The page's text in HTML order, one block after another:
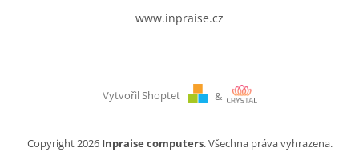
www.inpraise.cz
Vytvořil Shoptet &
Copyright 2026 Inpraise computers. Všechna práva vyhrazena.